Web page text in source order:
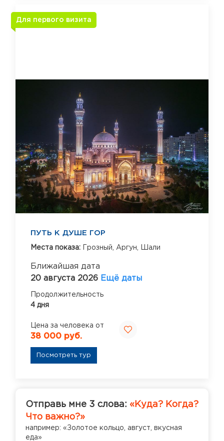
Для первого визита
ПУТЬ К ДУШЕ ГОР
Места показа: Грозный, Аргун, Шали
Ближайшая дата
20 августа 2026 Ещё даты
Продолжительность
4 дня
Цена за человека от
38 000 руб.
Посмотреть тур
Отправь мне 3 слова: «Куда? Когда?
Что важно?»
например: «Золотое кольцо, август, вкусная
еда»